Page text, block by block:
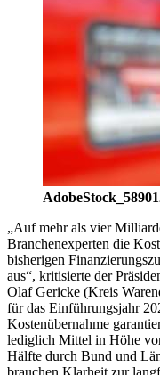
„Auf mehr als vier
Branchenexperten die
bisherigen
aus“, kritisierte der
Olaf Gericke (Kreis
für das Einführungsjahr
Kostenübernahme
lediglich Mittel in Höhe
Hälfte durch Bund und